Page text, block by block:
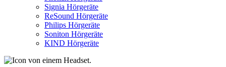
Signia Hörgeräte
ReSound Hörgeräte
Philips Hörgeräte
Soniton Hörgeräte
KIND Hörgeräte